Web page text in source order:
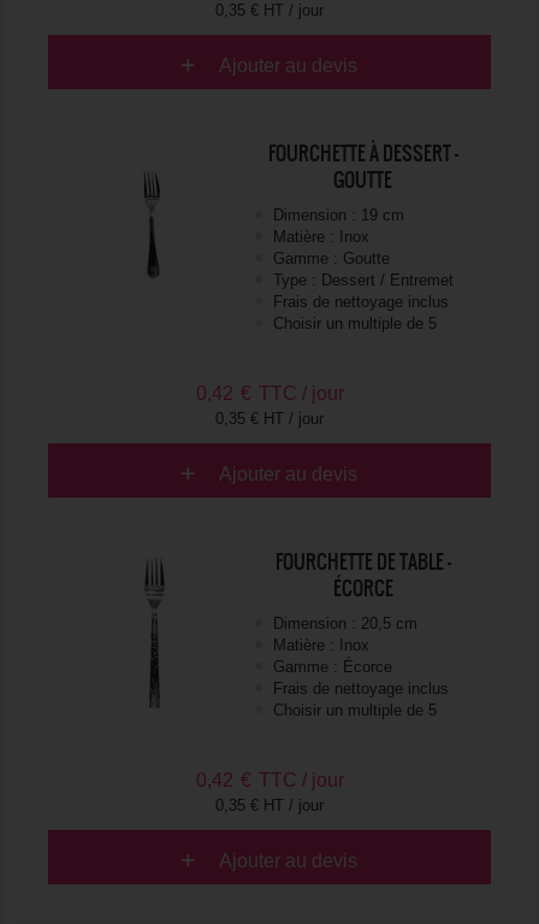
0,35 € HT / jour
Ajouter au devis
FOURCHETTE À DESSERT -
GOUTTE
Dimension : 19 cm
Matière : Inox
Gamme : Goutte
Type : Dessert / Entremet
Frais de nettoyage inclus
Choisir un multiple de 5
0,42 € TTC / jour
0,35 € HT / jour
Ajouter au devis
FOURCHETTE DE TABLE -
ÉCORCE
Dimension : 20,5 cm
Matière : Inox
Gamme : Écorce
Frais de nettoyage inclus
Choisir un multiple de 5
0,42 € TTC / jour
0,35 € HT / jour
Ajouter au devis